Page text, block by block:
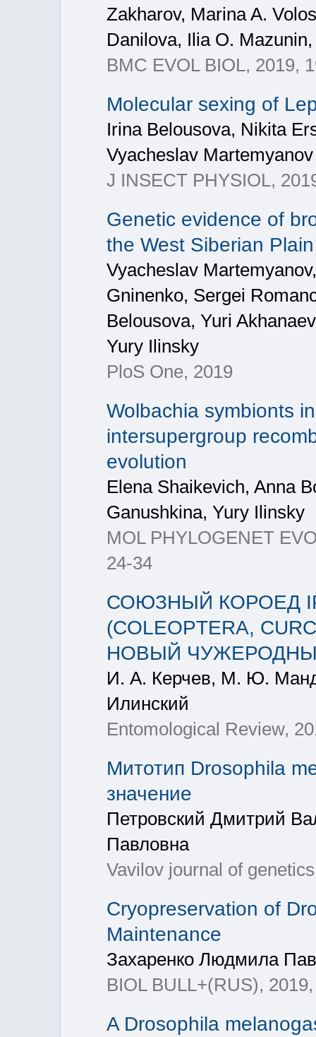
Zakharov, Marina A.
Danilova, Ilia O.
BMC EVOL BIOL, 2019,
Molecular sexing of
Irina Belousova, Nikita
Vyacheslav Martemyanov
J INSECT PHYSIOL,
Genetic evidence of
the West Siberian Plain
Vyacheslav
Gninenko, Sergei
Belousova, Yuri
Yury Ilinsky
PloS One, 2019
Wolbachia symbionts
intersupergroup
evolution
Elena Shaikevich, Anna
Ganushkina, Yury Ilinsky
MOL PHYLOGENET
24-34
СОЮЗНЫЙ КОРОЕД
(COLEOPTERA,
НОВЫЙ
И. А. Керчев, М. Ю.
Илинский
Entomological Review,
Митотип Drosophila
значение
Петровский Дмитрий
Павловна
Vavilov journal of
Cryopreservation of
Maintenance
Захаренко Людмила
BIOL BULL+(RUS),
A Drosophila